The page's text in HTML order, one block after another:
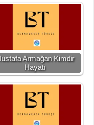
Armağan Kimdir
Hayatı